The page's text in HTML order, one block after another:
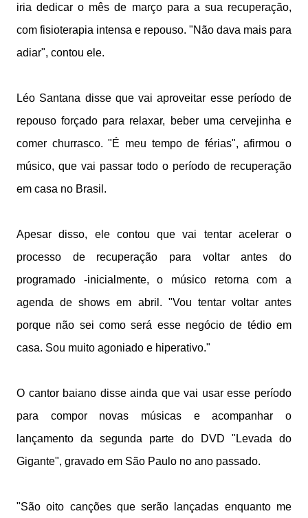
iria dedicar o mês de março para a sua recuperação,
com fisioterapia intensa e repouso. "Não dava mais para
adiar", contou ele.
Léo Santana disse que vai aproveitar esse período de
repouso forçado para relaxar, beber uma cervejinha e
comer churrasco. "É meu tempo de férias", afirmou o
músico, que vai passar todo o período de recuperação
em casa no Brasil.
Apesar disso, ele contou que vai tentar acelerar o
processo de recuperação para voltar antes do
programado -inicialmente, o músico retorna com a
agenda de shows em abril. "Vou tentar voltar antes
porque não sei como será esse negócio de tédio em
casa. Sou muito agoniado e hiperativo."
O cantor baiano disse ainda que vai usar esse período
para compor novas músicas e acompanhar o
lançamento da segunda parte do DVD "Levada do
Gigante", gravado em São Paulo no ano passado.
"São oito canções que serão lançadas enquanto me